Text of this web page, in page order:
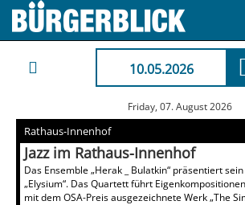
10.05.2026
Friday, 07. August 2026
Rathaus-Innenhof
Jazz im Rathaus-Innenhof
Das Ensemble „Herak _ Bulatkin“ präsentiert
„Elysium“. Das Quartett führt
mit dem OSA-Preis ausgezeichnete Werk „The